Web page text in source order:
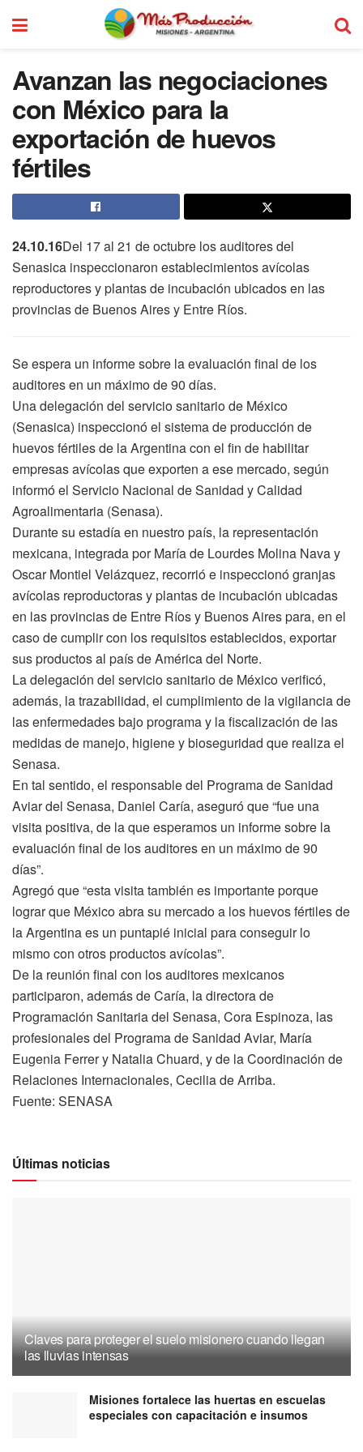
Avanzan las negociaciones
con México para la
exportación de huevos
fértiles
24.10.16Del 17 al 21 de octubre los auditores del
Senasica inspeccionaron establecimientos avícolas
reproductores y plantas de incubación ubicados en las
provincias de Buenos Aires y Entre Ríos.
Se espera un informe sobre la evaluación final de los
auditores en un máximo de 90 días.
Una delegación del servicio sanitario de México
(Senasica) inspeccionó el sistema de producción de
huevos fértiles de la Argentina con el fin de habilitar
empresas avícolas que exporten a ese mercado, según
informó el Servicio Nacional de Sanidad y Calidad
Agroalimentaria (Senasa).
Durante su estadía en nuestro país, la representación
mexicana, integrada por María de Lourdes Molina Nava y
Oscar Montiel Velázquez, recorrió e inspeccionó granjas
avícolas reproductoras y plantas de incubación ubicadas
en las provincias de Entre Ríos y Buenos Aires para, en el
caso de cumplir con los requisitos establecidos, exportar
sus productos al país de América del Norte.
La delegación del servicio sanitario de México verificó,
además, la trazabilidad, el cumplimiento de la vigilancia de
las enfermedades bajo programa y la fiscalización de las
medidas de manejo, higiene y bioseguridad que realiza el
Senasa.
En tal sentido, el responsable del Programa de Sanidad
Aviar del Senasa, Daniel Caría, aseguró que “fue una
visita positiva, de la que esperamos un informe sobre la
evaluación final de los auditores en un máximo de 90
días”.
Agregó que “esta visita también es importante porque
lograr que México abra su mercado a los huevos fértiles de
la Argentina es un puntapié inicial para conseguir lo
mismo con otros productos avícolas”.
De la reunión final con los auditores mexicanos
participaron, además de Caría, la directora de
Programación Sanitaria del Senasa, Cora Espinoza, las
profesionales del Programa de Sanidad Aviar, María
Eugenia Ferrer y Natalia Chuard, y de la Coordinación de
Relaciones Internacionales, Cecilia de Arriba.
Fuente: SENASA
Últimas noticias
Claves para proteger el suelo misionero cuando llegan
las lluvias intensas
Misiones fortalece las huertas en escuelas
especiales con capacitación e insumos